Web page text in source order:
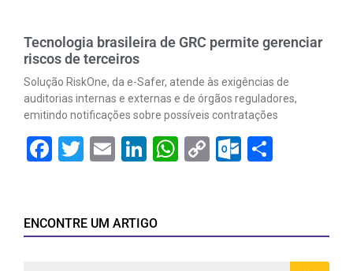
Tecnologia brasileira de GRC permite gerenciar
riscos de terceiros
Solução RiskOne, da e-Safer, atende às exigências de
auditorias internas e externas e de órgãos reguladores,
emitindo notificações sobre possíveis contratações
Facebook
Twitter
EmailLinkedIn
WhatsApp
Copy
ENCONTRE UM ARTIGO